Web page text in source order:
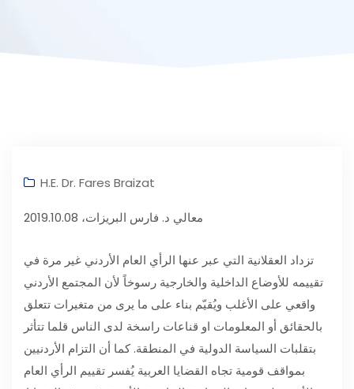
H.E. Dr. Fares Braizat
معالي د. فارس البريزات، 2019.10.08
تزداد العقلانية التي عبر عنها الرأي العام الأردني غير مرة في
تقييمه للأوضاع الداخلية والخارجية رسوخاً لأن المجتمع الأردني
واقعي على الأغلب ويُقيّم بناء على ما يرى من متغيرات تتعلق
بالحقائق أو المعلومات او قناعات راسخة لدى الناس قلما تتأثر
بتقلبات السياسة الدولية في المنطقة. كما أن التزام الأردنيين
بمواقف قومية تجاه القضايا العربية يُفسر تقييم الرأي العام